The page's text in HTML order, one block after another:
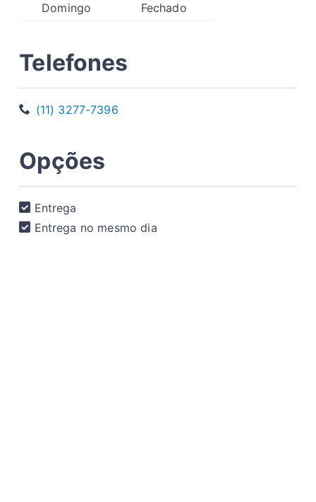
Domingo
Fechado
Telefones
(11) 3277-7396
Opções
Entrega
Entrega no mesmo dia